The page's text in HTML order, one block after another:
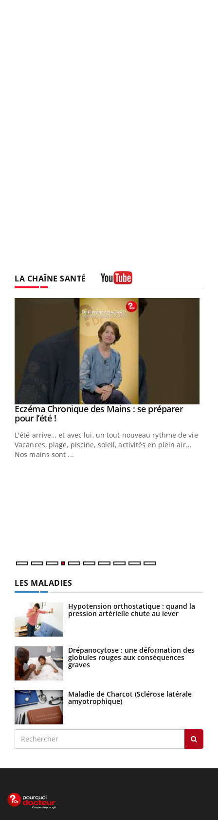
LA CHAÎNE SANTÉ
Youtube
Eczéma Chronique des Mains : se préparer
pour l’été !Youtube
L'été arrive… et avec lui, un tout nouveau rythme de vie !
Vacances, plage, piscine, soleil, activités en plein air…
Nos mains sont ...
Youtube
Diabète & Ramadan 2026Youtube
Le Ramadan approche, et, pour de nombreuses
personnes atteintes de diabète, c'est une période de
questions, de défis, mais ...
LES MALADIES
Hypotension orthostatique : quand la
pression artérielle chute au lever
Drépanocytose : une déformation des
globules rouges aux conséquences
graves
Maladie de Charcot (Sclérose latérale
amyotrophique)